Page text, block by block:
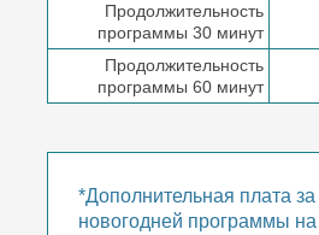
Продолжительность
программы 30 минут
Продолжительность
программы 60 минут
*Дополнительная плата
новогодней программы